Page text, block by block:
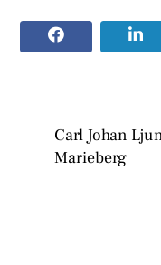
Carl Johan
Marieberg